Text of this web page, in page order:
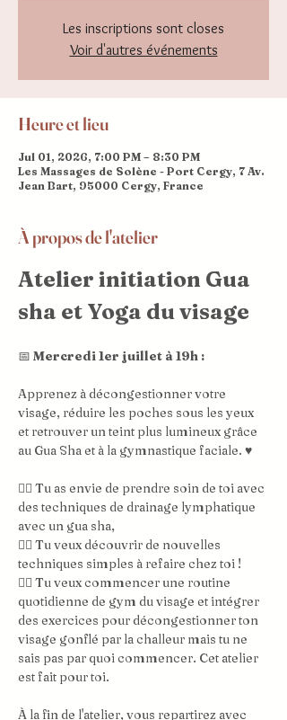
Les inscriptions sont closes
Voir d'autres événements
Heure et lieu
Jul 01, 2026, 7:00 PM – 8:30 PM
Les Massages de Solène - Port Cergy, 7 Av.
Jean Bart, 95000 Cergy, France
À propos de l'atelier
Atelier initiation Gua
sha et Yoga du visage
📅 Mercredi 1er juillet à 19h :
Apprenez à décongestionner votre
visage, réduire les poches sous les yeux
et retrouver un teint plus lumineux grâce
au Gua Sha et à la gymnastique faciale. ♥️
👌🏻 Tu as envie de prendre soin de toi avec
des techniques de drainage lymphatique
avec un gua sha,
👌🏻 Tu veux découvrir de nouvelles
techniques simples à refaire chez toi !
👌🏻 Tu veux commencer une routine
quotidienne de gym du visage et intégrer
des exercices pour décongestionner ton
visage gonflé par la challeur mais tu ne
sais pas par quoi commencer. Cet atelier
est fait pour toi.
À la fin de l'atelier, vous repartirez avec